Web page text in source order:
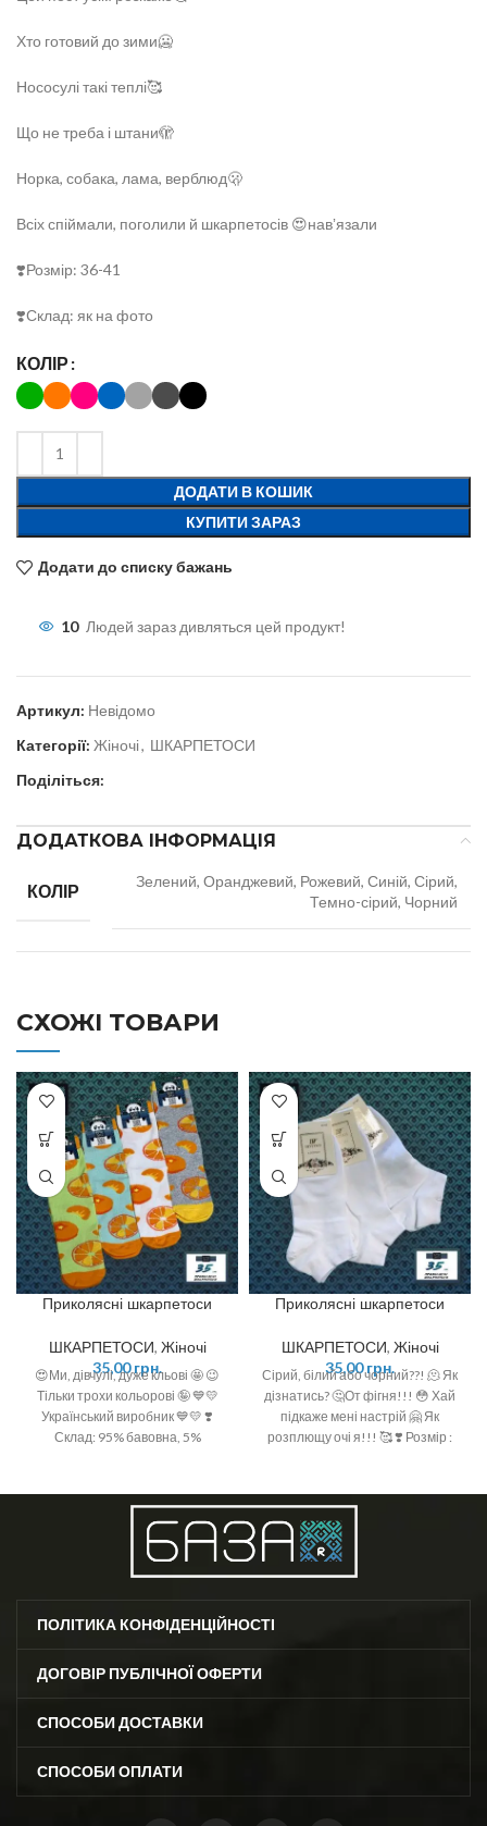
Хто готовий до зими🥶
Нососулі такі теплі🥰
Що не треба і штани🫣
Норка, собака, лама, верблюд🫢
Всіх спіймали, поголили й шкарпетосів 😍навʼязали
❣️Розмір: 36-41
❣️Склад: як на фото
КОЛІР
ДОДАТИ В КОШИК
КУПИТИ ЗАРАЗ
Додати до списку бажань
10 Людей зараз дивляться цей продукт!
Артикул: Невідомо
Категорії: Жіночі, ШКАРПЕТОСИ
Поділіться:
ДОДАТКОВА ІНФОРМАЦІЯ
КОЛІР
Зелений, Оранджевий, Рожевий, Синій, Сірий,
Темно-сірий, Чорний
СХОЖІ ТОВАРИ
Приколясні шкарпетоси
ШКАРПЕТОСИ, Жіночі
35,00грн.
😍Ми, дівчулі, дуже кльові 🤩 😉
Тільки трохи кольорові 🤪 💙💛
Український виробник 💙💛 ❣️
Склад: 95% бавовна, 5%
Приколясні шкарпетоси
ШКАРПЕТОСИ, Жіночі
35,00грн.
Сірий, білий або чорний??! 🫠 Як
дізнатись? 🤔От фігня!!! 😳 Хай
підкаже мені настрій 🤗 Як
розплющу очі я!!! 🥰 ❣️ Розмір :
ПОЛІТИКА КОНФІДЕНЦІЙНОСТІ
ДОГОВІР ПУБЛІЧНОЇ ОФЕРТИ
СПОСОБИ ДОСТАВКИ
СПОСОБИ ОПЛАТИ